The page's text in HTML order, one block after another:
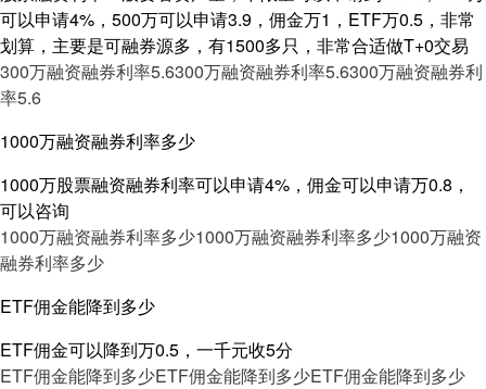
可以申请4%，500万可以申请3.9，佣金万1，ETF万0.5，非常
划算，主要是可融券源多，有1500多只，非常合适做T+0交易
300万融资融券利率5.6300万融资融券利率5.6300万融资融券利
率5.6
1000万融资融券利率多少
1000万股票融资融券利率可以申请4%，佣金可以申请万0.8，
可以咨询
1000万融资融券利率多少1000万融资融券利率多少1000万融资
融券利率多少
ETF佣金能降到多少
ETF佣金可以降到万0.5，一千元收5分
ETF佣金能降到多少ETF佣金能降到多少ETF佣金能降到多少